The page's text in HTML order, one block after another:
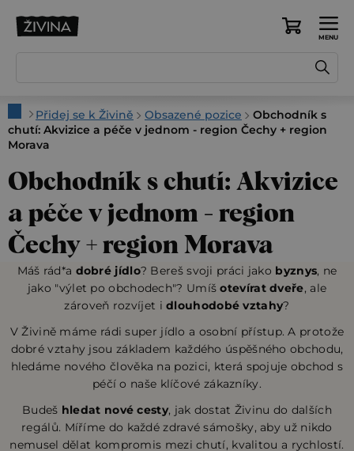
Nákupní
DomůPřidej se k Živině Obsazené pozice
Obchodník s
chutí: Akvizice a péče v jednom - region Čechy + region
Morava
Obchodník s chutí: Akvizice
a péče v jednom - region
Čechy + region Morava
Máš rád*a dobré jídlo? Bereš svoji práci jako byznys, ne
jako "výlet po obchodech"? Umíš otevírat dveře, ale
zároveň rozvíjet i dlouhodobé vztahy?
V Živině máme rádi super jídlo a osobní přístup. A protože
dobré vztahy jsou základem každého úspěšného obchodu,
hledáme nového člověka na pozici, která spojuje obchod s
péčí o naše klíčové zákazníky.
Budeš hledat nové cesty, jak dostat Živinu do dalších
regálů. Míříme do každé zdravé sámošky, aby už nikdo
nemusel dělat kompromis mezi chutí, kvalitou a rychlostí.